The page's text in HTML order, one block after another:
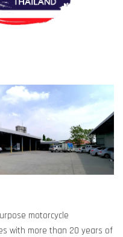
motorcycle
with more than 20 years of